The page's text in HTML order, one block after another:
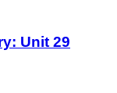
Unit 29